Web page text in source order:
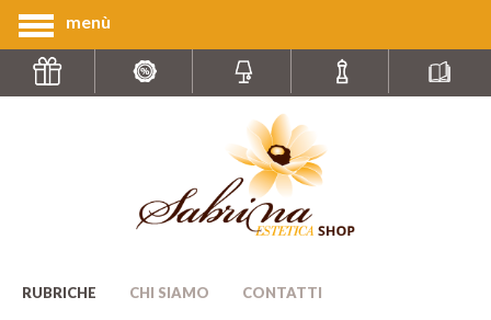
menù
RUBRICHE CHI SIAMO CONTATTI